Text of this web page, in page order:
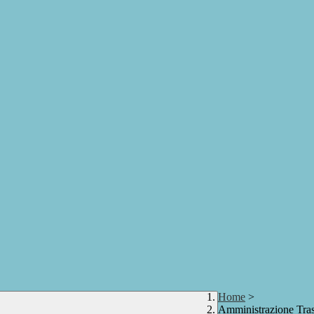
Home >
Amministrazione